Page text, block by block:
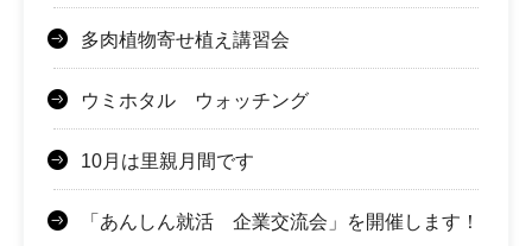
多肉植物寄せ植え講習会
ウミホタル ウォッチング
10月は里親月間です
「あんしん就活 企業交流会」を開催します！